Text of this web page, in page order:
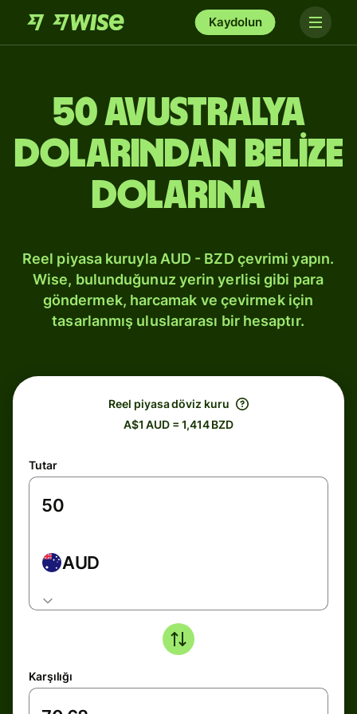
Kaydolun
50 Avustralya
dolarından Belize
dolarına
Reel piyasa kuruyla AUD - BZD çevrimi yapın.
Wise, bulunduğunuz yerin yerlisi gibi para
göndermek, harcamak ve çevirmek için
tasarlanmış uluslararası bir hesaptır.
Reel piyasa döviz kuru
A$1 AUD = 1,414 BZD
Tutar
AUD
Karşılığı